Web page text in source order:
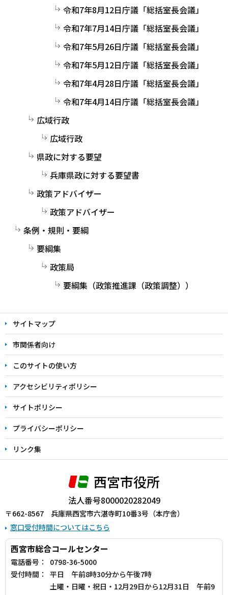
令和7年8月12日庁議「総括室長会議」
令和7年7月14日庁議「総括室長会議」
令和7年5月26日庁議「総括室長会議」
令和7年5月12日庁議「総括室長会議」
令和7年4月28日庁議「総括室長会議」
令和7年4月14日庁議「総括室長会議」
広域行政
広域行政
県政に対する要望
兵庫県政に対する要望書
政策アドバイザー
政策アドバイザー
条例・規則・要綱
要綱集
政策局
要綱集（政策推進課（政策調整））
サイトマップ
市関係者向け
このサイトの使い方
アクセシビリティポリシー
サイトポリシー
プライバシーポリシー
リンク集
西宮市役所
法人番号8000020282049
〒662-8567 兵庫県西宮市六湛寺町10番3号（本庁舎）
窓口受付時間についてはこちら
西宮市総合コールセンター
電話番号：
0798-36-5000
受付時間：
平日 午前8時30分から午後7時
土曜・日曜・祝日・12月29日から12月31日 午前9